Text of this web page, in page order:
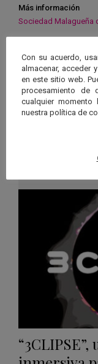
Más información
Sociedad Malagueña
Próximos
26 JUN
Con su acuerdo,
almacenar, acceder
en este sitio web.
procesamiento de
cualquier
nuestra política de